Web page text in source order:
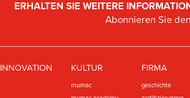
ERHALTEN SIE WEITERE
Abonnieren Sie
INNOVATION KULTUR
mumac
FIRMA
geschichte